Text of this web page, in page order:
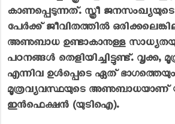
കാണപ്പെടുന്നത്. സ്ത്രീ
പേർക്ക് ജീവിതത്തിൽ
അണുബാധ ഉണ്ടാകാനുള്ള
പഠനങ്ങൾ തെളിയിച്ചിട്ടുണ്ട്. വൃക്ക,
എന്നിവ ഉൾപ്പെടെ ഏത്
മൂത്രവ്യവസ്ഥയുടെ അണുബാധയാണ്
ഇൻഫെക്ഷൻ (യുടിഐ).